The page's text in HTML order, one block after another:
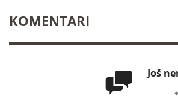
KOMENTARI
 Još